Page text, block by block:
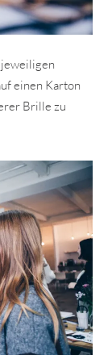
jeweiligen
einen Karton
Brille zu